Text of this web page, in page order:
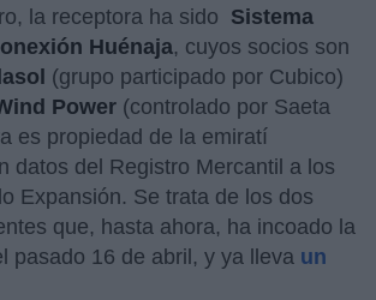
la receptora ha sido Sistema
Huénaja, cuyos socios son
(grupo participado por Cubico)
Power (controlado por Saeta
es propiedad de la emiratí
datos del Registro Mercantil a los
Expansión. Se trata de los dos
que, hasta ahora, ha incoado la
pasado 16 de abril, y ya lleva un